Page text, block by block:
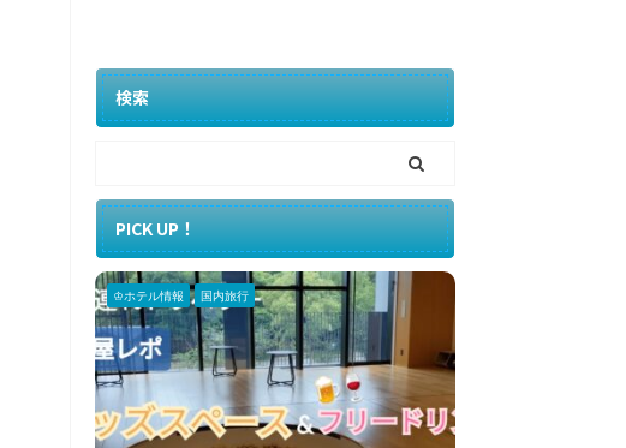
検索
PICK UP！
♔ホテル情報 国内旅行